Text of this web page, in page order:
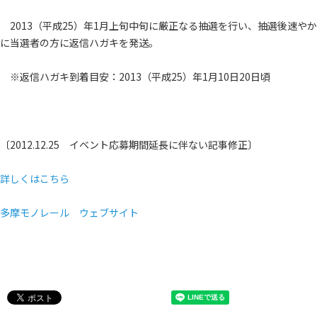
2013（平成25）年1月上旬中旬に厳正なる抽選を行い、抽選後速やか
に当選者の方に返信ハガキを発送。
※返信ハガキ到着目安：2013（平成25）年1月10日20日頃
〔2012.12.25 イベント応募期間延長に伴ない記事修正〕
詳しくはこちら
多摩モノレール ウェブサイト